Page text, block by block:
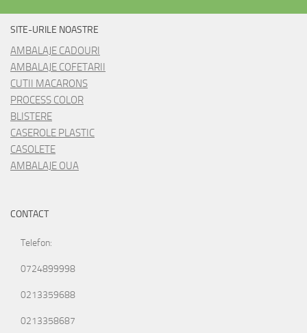
SITE-URILE NOASTRE
AMBALAJE CADOURI
AMBALAJE COFETARII
CUTII MACARONS
PROCESS COLOR
BLISTERE
CASEROLE PLASTIC
CASOLETE
AMBALAJE OUA
CONTACT
Telefon:
0724899998
0213359688
0213358687